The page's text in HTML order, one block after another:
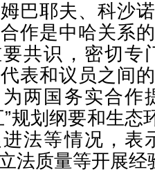
巴耶夫、科沙
作是中哈关系
要共识，密切专
表和议员之间
两国务实合作
”规划纲要和生
法等情况，表
法质量等开展